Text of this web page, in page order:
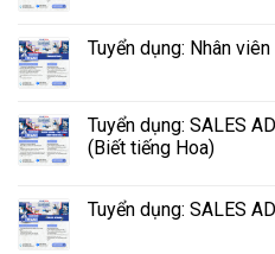
Tuyển dụng: Nhân
Tuyển dụng: SALES
(Biết tiếng Hoa)
Tuyển dụng: SALES